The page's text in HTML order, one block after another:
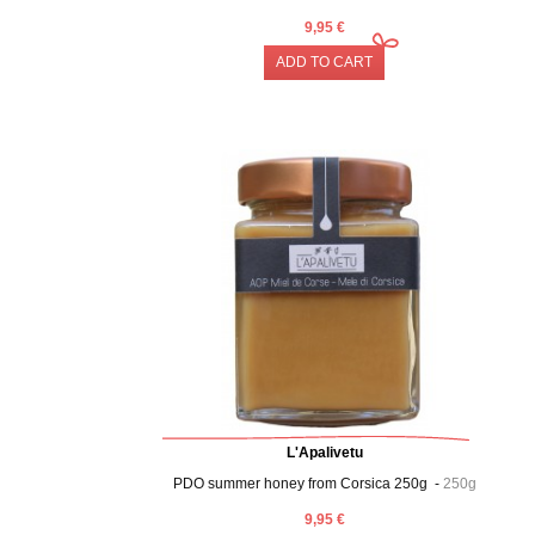
9,95 €
ADD TO CART
L'Apalivetu
PDO summer honey from Corsica 250g - 250g
9,95 €